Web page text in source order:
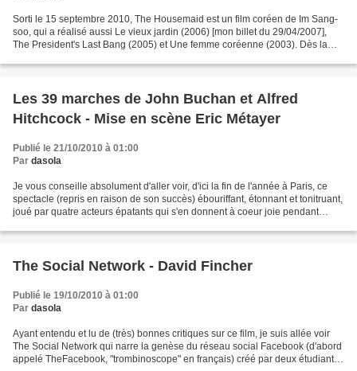
Sorti le 15 septembre 2010, The Housemaid est un film coréen de Im Sang-
soo, qui a réalisé aussi Le vieux jardin (2006) [mon billet du 29/04/2007],
The President's Last Bang (2005) et Une femme coréenne (2003). Dès la
Les 39 marches de John Buchan et Alfred
Hitchcock - Mise en scène Eric Métayer
Publié le 21/10/2010 à 01:00
Par dasola
Je vous conseille absolument d'aller voir, d'ici la fin de l'année à Paris, ce
spectacle (repris en raison de son succès) ébouriffant, étonnant et tonitruant,
joué par quatre acteurs épatants qui s'en donnent à coeur joie pendant
The Social Network - David Fincher
Publié le 19/10/2010 à 01:00
Par dasola
Ayant entendu et lu de (très) bonnes critiques sur ce film, je suis allée voir
The Social Network qui narre la genèse du réseau social Facebook (d'abord
appelé TheFacebook, "trombinoscope" en français) créé par deux étudiants